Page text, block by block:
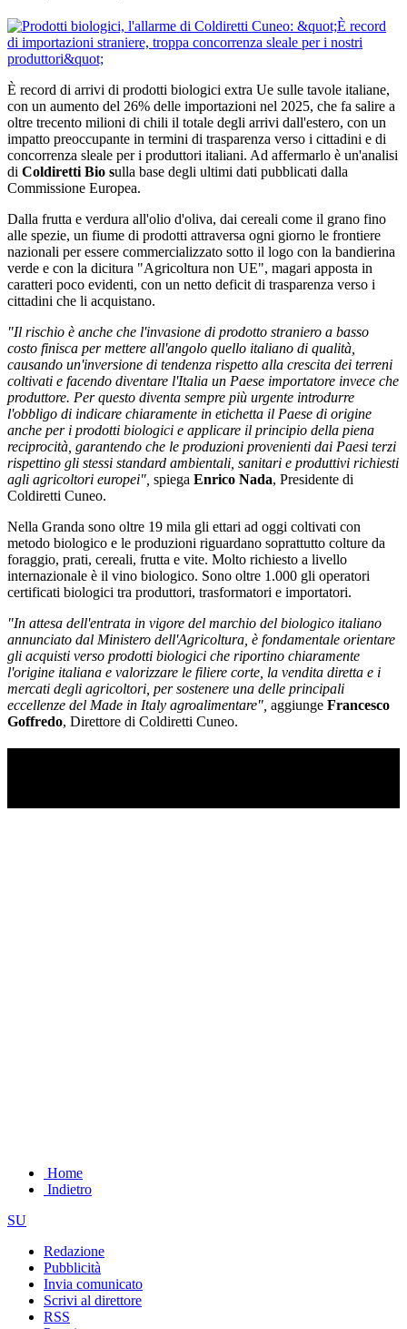
È record di arrivi di prodotti biologici extra Ue sulle tavole italiane,
con un aumento del 26% delle importazioni nel 2025, che fa salire a
oltre trecento milioni di chili il totale degli arrivi dall'estero, con un
impatto preoccupante in termini di trasparenza verso i cittadini e di
concorrenza sleale per i produttori italiani. Ad affermarlo è un'analisi
di Coldiretti Bio sulla base degli ultimi dati pubblicati dalla
Commissione Europea.
Dalla frutta e verdura all'olio d'oliva, dai cereali come il grano fino
alle spezie, un fiume di prodotti attraversa ogni giorno le frontiere
nazionali per essere commercializzato sotto il logo con la bandierina
verde e con la dicitura "Agricoltura non UE", magari apposta in
caratteri poco evidenti, con un netto deficit di trasparenza verso i
cittadini che li acquistano.
"Il rischio è anche che l'invasione di prodotto straniero a basso
costo finisca per mettere all'angolo quello italiano di qualità,
causando un'inversione di tendenza rispetto alla crescita dei terreni
coltivati e facendo diventare l'Italia un Paese importatore invece che
produttore. Per questo diventa sempre più urgente introdurre
l'obbligo di indicare chiaramente in etichetta il Paese di origine
anche per i prodotti biologici e applicare il principio della piena
reciprocità, garantendo che le produzioni provenienti dai Paesi terzi
rispettino gli stessi standard ambientali, sanitari e produttivi richiesti
agli agricoltori europei", spiega Enrico Nada, Presidente di
Coldiretti Cuneo.
Nella Granda sono oltre 19 mila gli ettari ad oggi coltivati con
metodo biologico e le produzioni riguardano soprattutto colture da
foraggio, prati, cereali, frutta e vite. Molto richiesto a livello
internazionale è il vino biologico. Sono oltre 1.000 gli operatori
certificati biologici tra produttori, trasformatori e importatori.
"In attesa dell'entrata in vigore del marchio del biologico italiano
annunciato dal Ministero dell'Agricoltura, è fondamentale orientare
gli acquisti verso prodotti biologici che riportino chiaramente
l'origine italiana e valorizzare le filiere corte, la vendita diretta e i
mercati degli agricoltori, per sostenere una delle principali
eccellenze del Made in Italy agroalimentare", aggiunge Francesco
Goffredo, Direttore di Coldiretti Cuneo.
Home
Indietro
SU
Redazione
Pubblicità
Invia comunicato
Scrivi al direttore
RSS